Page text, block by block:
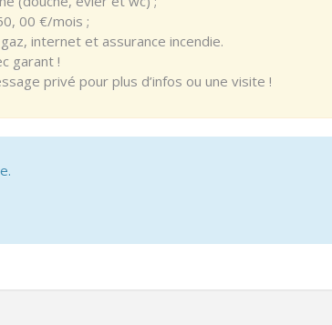
00 €/mois ;
internet et assurance incendie.
garant !
privé pour plus d’infos ou une visite !